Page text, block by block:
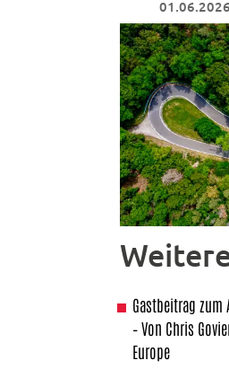
01.06.2026
Gastbeitrag
– Von Chris
Europe